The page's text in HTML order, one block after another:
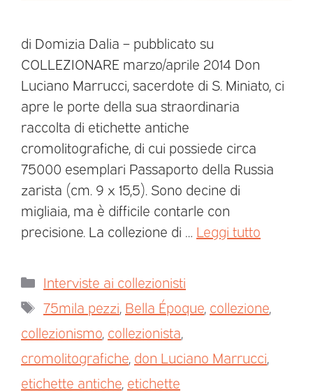
di Domizia Dalia – pubblicato su
COLLEZIONARE marzo/aprile 2014 Don
Luciano Marrucci, sacerdote di S. Miniato, ci
apre le porte della sua straordinaria
raccolta di etichette antiche
cromolitografiche, di cui possiede circa
75000 esemplari Passaporto della Russia
zarista (cm. 9 x 15,5). Sono decine di
migliaia, ma è difficile contarle con
precisione. La collezione di … Leggi tutto
Interviste ai collezionisti
75mila pezzi Bella Époque collezione
collezionismo collezionista
cromolitografiche don Luciano Marrucci
etichette antiche etichette